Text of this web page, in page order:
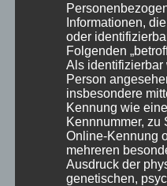
Informationen,
oder
Folgenden
Als identifizierbar
Person
insbesondere
Kennung wie
Kennnummer, zu
Online-Kennung
mehreren
Ausdruck der
genetischen,